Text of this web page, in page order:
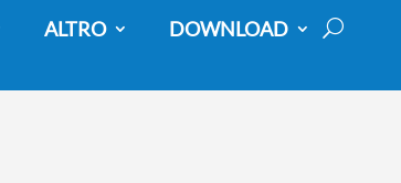
ALTRO DOWNLOAD